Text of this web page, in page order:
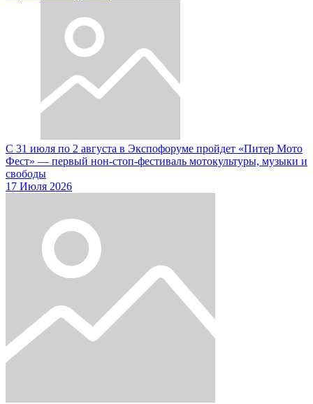
С 31 июля по 2 августа в Экспофоруме пройдет «Питер Мото
Фест» — первый нон-стоп-фестиваль мотокультуры, музыки и
свободы
17 Июля 2026